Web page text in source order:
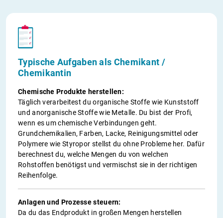
Typische Aufgaben als Chemikant /
Chemikantin
Chemische Produkte herstellen:
Täglich verarbeitest du organische Stoffe wie Kunststoff
und anorganische Stoffe wie Metalle. Du bist der Profi,
wenn es um chemische Verbindungen geht.
Grundchemikalien, Farben, Lacke, Reinigungsmittel oder
Polymere wie Styropor stellst du ohne Probleme her. Dafür
berechnest du, welche Mengen du von welchen
Rohstoffen benötigst und vermischst sie in der richtigen
Reihenfolge.
Anlagen und Prozesse steuern:
Da du das Endprodukt in großen Mengen herstellen